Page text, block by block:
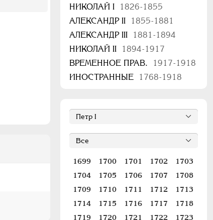
НИКОЛАЙ I
1826-1855
АЛЕКСАНДР II
1855-1881
АЛЕКСАНДР III
1881-1894
НИКОЛАЙ II
1894-1917
ВРЕМЕННОЕ ПРАВ.
1917-1918
ИНОСТРАННЫЕ
1768-1918
1699 1700 1701 1702
1703
1704
1705 1706 1707
1708
1709
1710 1711 1712
1713
1714
1715 1716 1717
1718
1719
1720 1721 1722
1723